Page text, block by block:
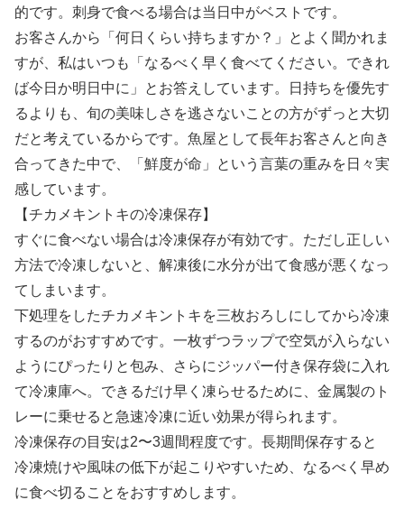
的です。刺身で食べる場合は当日中がベストです。
お客さんから「何日くらい持ちますか？」とよく聞かれま
すが、私はいつも「なるべく早く食べてください。できれ
ば今日か明日中に」とお答えしています。日持ちを優先す
るよりも、旬の美味しさを逃さないことの方がずっと大切
だと考えているからです。魚屋として長年お客さんと向き
合ってきた中で、「鮮度が命」という言葉の重みを日々実
感しています。
【チカメキントキの冷凍保存】
すぐに食べない場合は冷凍保存が有効です。ただし正しい
方法で冷凍しないと、解凍後に水分が出て食感が悪くなっ
てしまいます。
下処理をしたチカメキントキを三枚おろしにしてから冷凍
するのがおすすめです。一枚ずつラップで空気が入らない
ようにぴったりと包み、さらにジッパー付き保存袋に入れ
て冷凍庫へ。できるだけ早く凍らせるために、金属製のト
レーに乗せると急速冷凍に近い効果が得られます。
冷凍保存の目安は2〜3週間程度です。長期間保存すると
冷凍焼けや風味の低下が起こりやすいため、なるべく早め
に食べ切ることをおすすめします。